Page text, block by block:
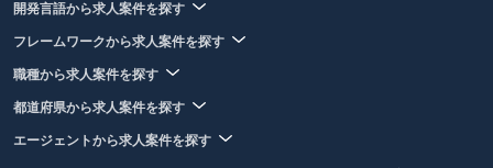
開発言語から求人案件を探す
フレームワークから求人案件を探す
職種から求人案件を探す
都道府県から求人案件を探す
エージェントから求人案件を探す